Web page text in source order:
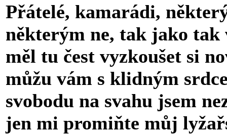
Přátelé, kamarádi,
některým ne, tak jako tak
měl tu čest vyzkoušet si
můžu vám s klidným
svobodu na svahu jsem
jen mi promiňte můj